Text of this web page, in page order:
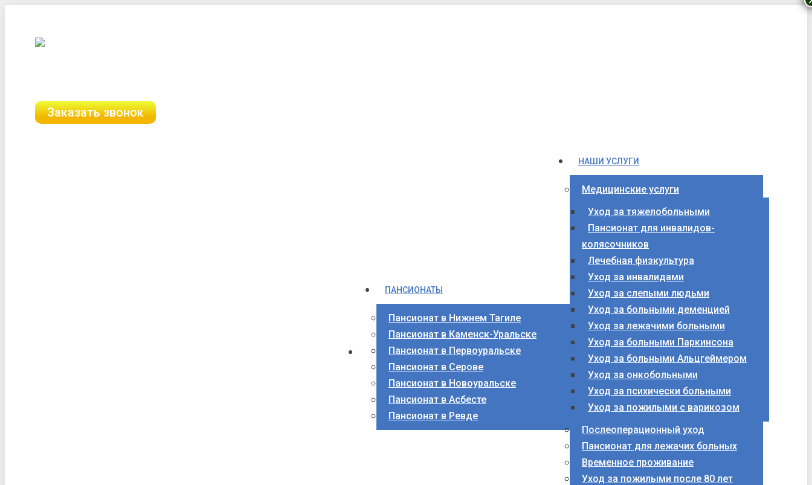
содержанию
Заказать звонок
ПАНСИОНАТЫ
Пансионат в Нижнем Тагиле
Пансионат в Каменск-Уральске
Пансионат в Первоуральске
Пансионат в Серове
Пансионат в Новоуральске
Пансионат в Асбесте
Пансионат в Ревде
НАШИ УСЛУГИ
Медицинские услуги
Уход за тяжелобольными
Пансионат для инвалидов-
колясочников
Лечебная физкультура
Уход за инвалидами
Уход за слепыми людьми
Уход за больными деменцией
Уход за лежачими больными
Уход за больными Паркинсона
Уход за больными Альцгеймером
Уход за онкобольными
Уход за психически больными
Уход за пожилыми с варикозом
Послеоперационный уход
Пансионат для лежачих больных
Временное проживание
Уход за пожилыми после 80 лет